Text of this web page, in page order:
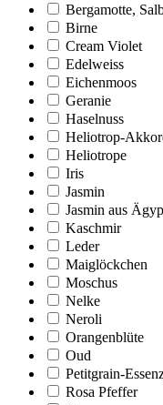
Bergamotte,
Birne
Cream Violet
Edelweiss
Eichenmoos
Geranie
Haselnuss
Heliotrop-
Heliotrope
Iris
Jasmin
Jasmin aus
Kaschmir
Leder
Maiglöckchen
Moschus
Nelke
Neroli
Orangenblüte
Oud
Petitgrain-
Rosa Pfeffer